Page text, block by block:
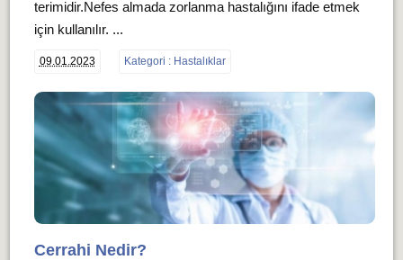
terimidir.Nefes almada zorlanma hastalığını ifade etmek
için kullanılır. ...
09.01.2023 Kategori : Hastalıklar
Cerrahi Nedir?